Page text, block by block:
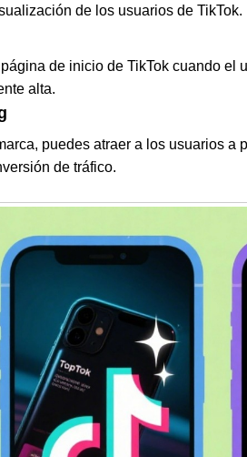
de los usuarios de TikTok.
de inicio de TikTok cuando el
alta.
puedes atraer a los usuarios a
de tráfico.